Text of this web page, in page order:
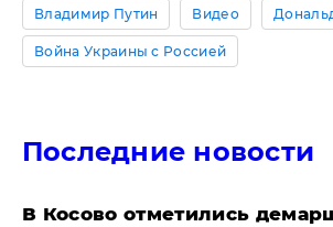
Владимир Путин Видео
Война Украины с Россией
Последние новости
В Косово отметились